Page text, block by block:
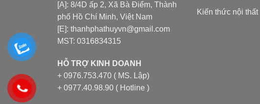
[A]: 8/4D ấp 2, Xã Bà Điểm, Thành
phố Hồ Chí Minh, Việt Nam
[E]: thanhphathuyvn@gmail.com
MST: 0316834315
HỖ TRỢ KINH DOANH
+ 0976.753.470 ( MS. Lập)
+ 0977.40.98.90 ( Hotline )
Kiến thức nội thất